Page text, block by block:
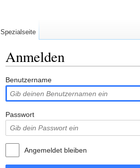
Anmelden
Benutzername
Passwort
Angemeldet bleiben
Spezialseite